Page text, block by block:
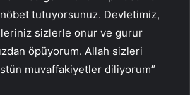
nöbet tutuyorsunuz. Devletimiz,
sizlerle onur ve gurur
öpüyorum. Allah sizleri
muvaffakiyetler diliyorum”